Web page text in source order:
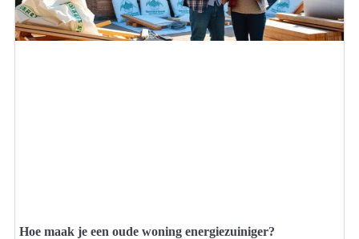
Hoe maak je een oude woning energiezuiniger?